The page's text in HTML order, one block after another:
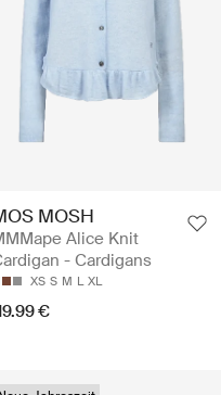
MOSH
Alice Knit
- Cardigans
XS S M L XL
€